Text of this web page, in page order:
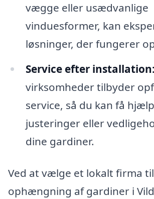
vægge eller usædvanlige
vinduesformer, kan
løsninger, der fungerer
Service efter installation:
virksomheder tilbyder
service, så du kan få
justeringer eller
dine gardiner.
Ved at vælge et lokalt firma til
ophængning af gardiner i